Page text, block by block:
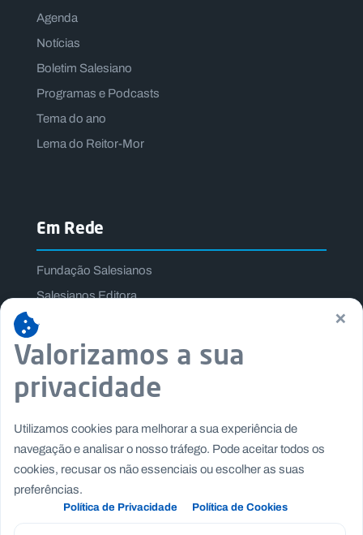
Agenda
Notícias
Boletim Salesiano
Programas e Podcasts
Tema do ano
Lema do Reitor-Mor
Em Rede
Fundação Salesianos
Salesianos Editora
Família Salesiana
Missão Dom Bosco
×
Valorizamos a sua
privacidade
Utilizamos cookies para melhorar a sua experiência de
navegação e analisar o nosso tráfego. Pode aceitar todos os
cookies, recusar os não essenciais ou escolher as suas
preferências.
Política de Privacidade Política de Cookies